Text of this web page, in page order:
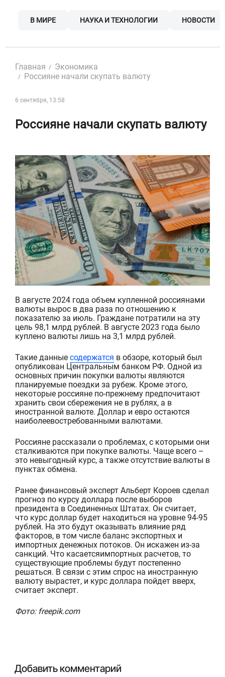
В МИРЕ НАУКА И ТЕХНОЛОГИИ НОВОСТИ
Главная
Экономика
Россияне начали скупать валюту
6 сентября, 13:58
Россияне начали скупать валюту
В августе 2024 года объем купленной россиянами
валюты вырос в два раза по отношению к
показателю за июль. Граждане потратили на эту
цель 98,1 млрдрублей. В августе 2023 года было
куплено валюты лишь на 3,1 млрдрублей.
Такие данные содержатся в обзоре, который был
опубликован Центральным банком РФ. Одной из
основных причин покупки валюты являются
планируемые поездки за рубеж. Кроме этого,
некоторые россияне по-прежнему предпочитают
хранить свои сбережения не в рублях, а в
иностранной валюте. Доллар и евро остаются
наиболеевостребованными валютами.
Россияне рассказали о проблемах, с которыми они
сталкиваются при покупке валюты. Чаще всего –
это невыгодный курс, а также отсутствие валюты в
пунктах обмена.
Ранее финансовый эксперт Альберт Короевсделал
прогноз по курсу доллара после выборов
президента в Соединенных Штатах. Он считает,
что курс доллар будет находиться на уровне94-95
рублей. На это будутоказывать влияние ряд
факторов, в том числебаланс экспортных и
импортных денежных потоков. Он искажен из-за
санкций. Что касаетсяимпортныхрасчетов, то
существующие проблемы будут постепенно
решаться. В связи с этим спрос на иностранную
валюту вырастет, и курс доллара пойдет вверх,
считает эксперт.
Фото: freepik.com
Добавить комментарий